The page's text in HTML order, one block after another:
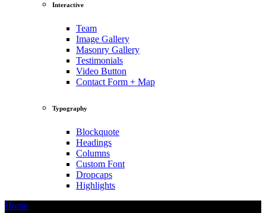
Interactive
Team
Image Gallery
Masonry Gallery
Testimonials
Video Button
Contact Form + Map
Typography
Blockquote
Headings
Columns
Custom Font
Dropcaps
Highlights
Home